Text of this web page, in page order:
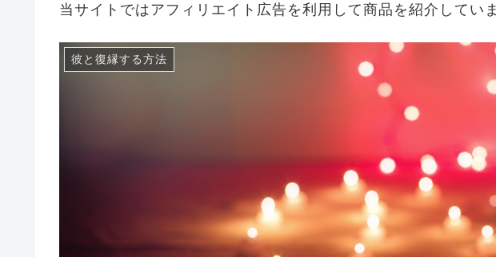
当サイトではアフィリエイト広告を利用して商品を紹介していま
彼と復縁する方法